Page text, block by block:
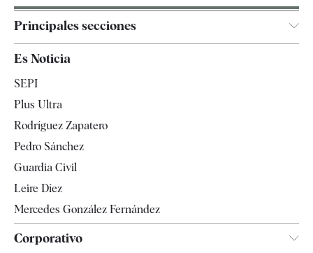
Principales secciones
España
Televisión
Es Noticia
SEPI
Plus Ultra
Rodríguez Zapatero
Pedro Sánchez
Guardia Civil
Leire Díez
Mercedes González Fernández
Corporativo